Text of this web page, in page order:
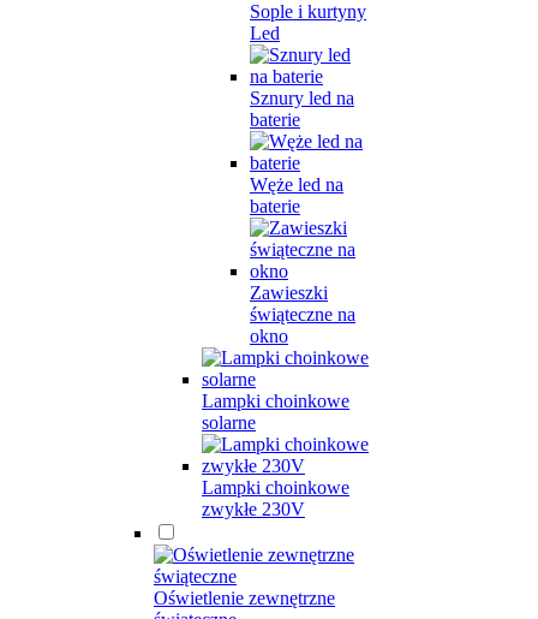
Sople i kurtyny
Led
Sznury led na
baterie
Węże led na
baterie
Zawieszki
świąteczne na
okno
Lampki choinkowe
solarne
Lampki choinkowe
zwykłe 230V
Oświetlenie zewnętrzne